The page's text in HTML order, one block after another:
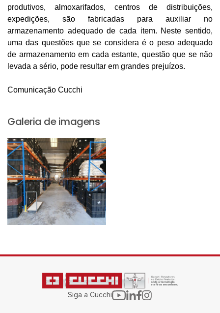
produtivos, almoxarifados, centros de distribuições,
expedições, são fabricadas para auxiliar no
armazenamento adequado de cada item. Neste sentido,
uma das questões que se considera é o peso adequado
de armazenamento em cada estante, questão que se não
levada a sério, pode resultar em grandes prejuízos.
Comunicação Cucchi
Galeria de imagens
Siga a Cucchi